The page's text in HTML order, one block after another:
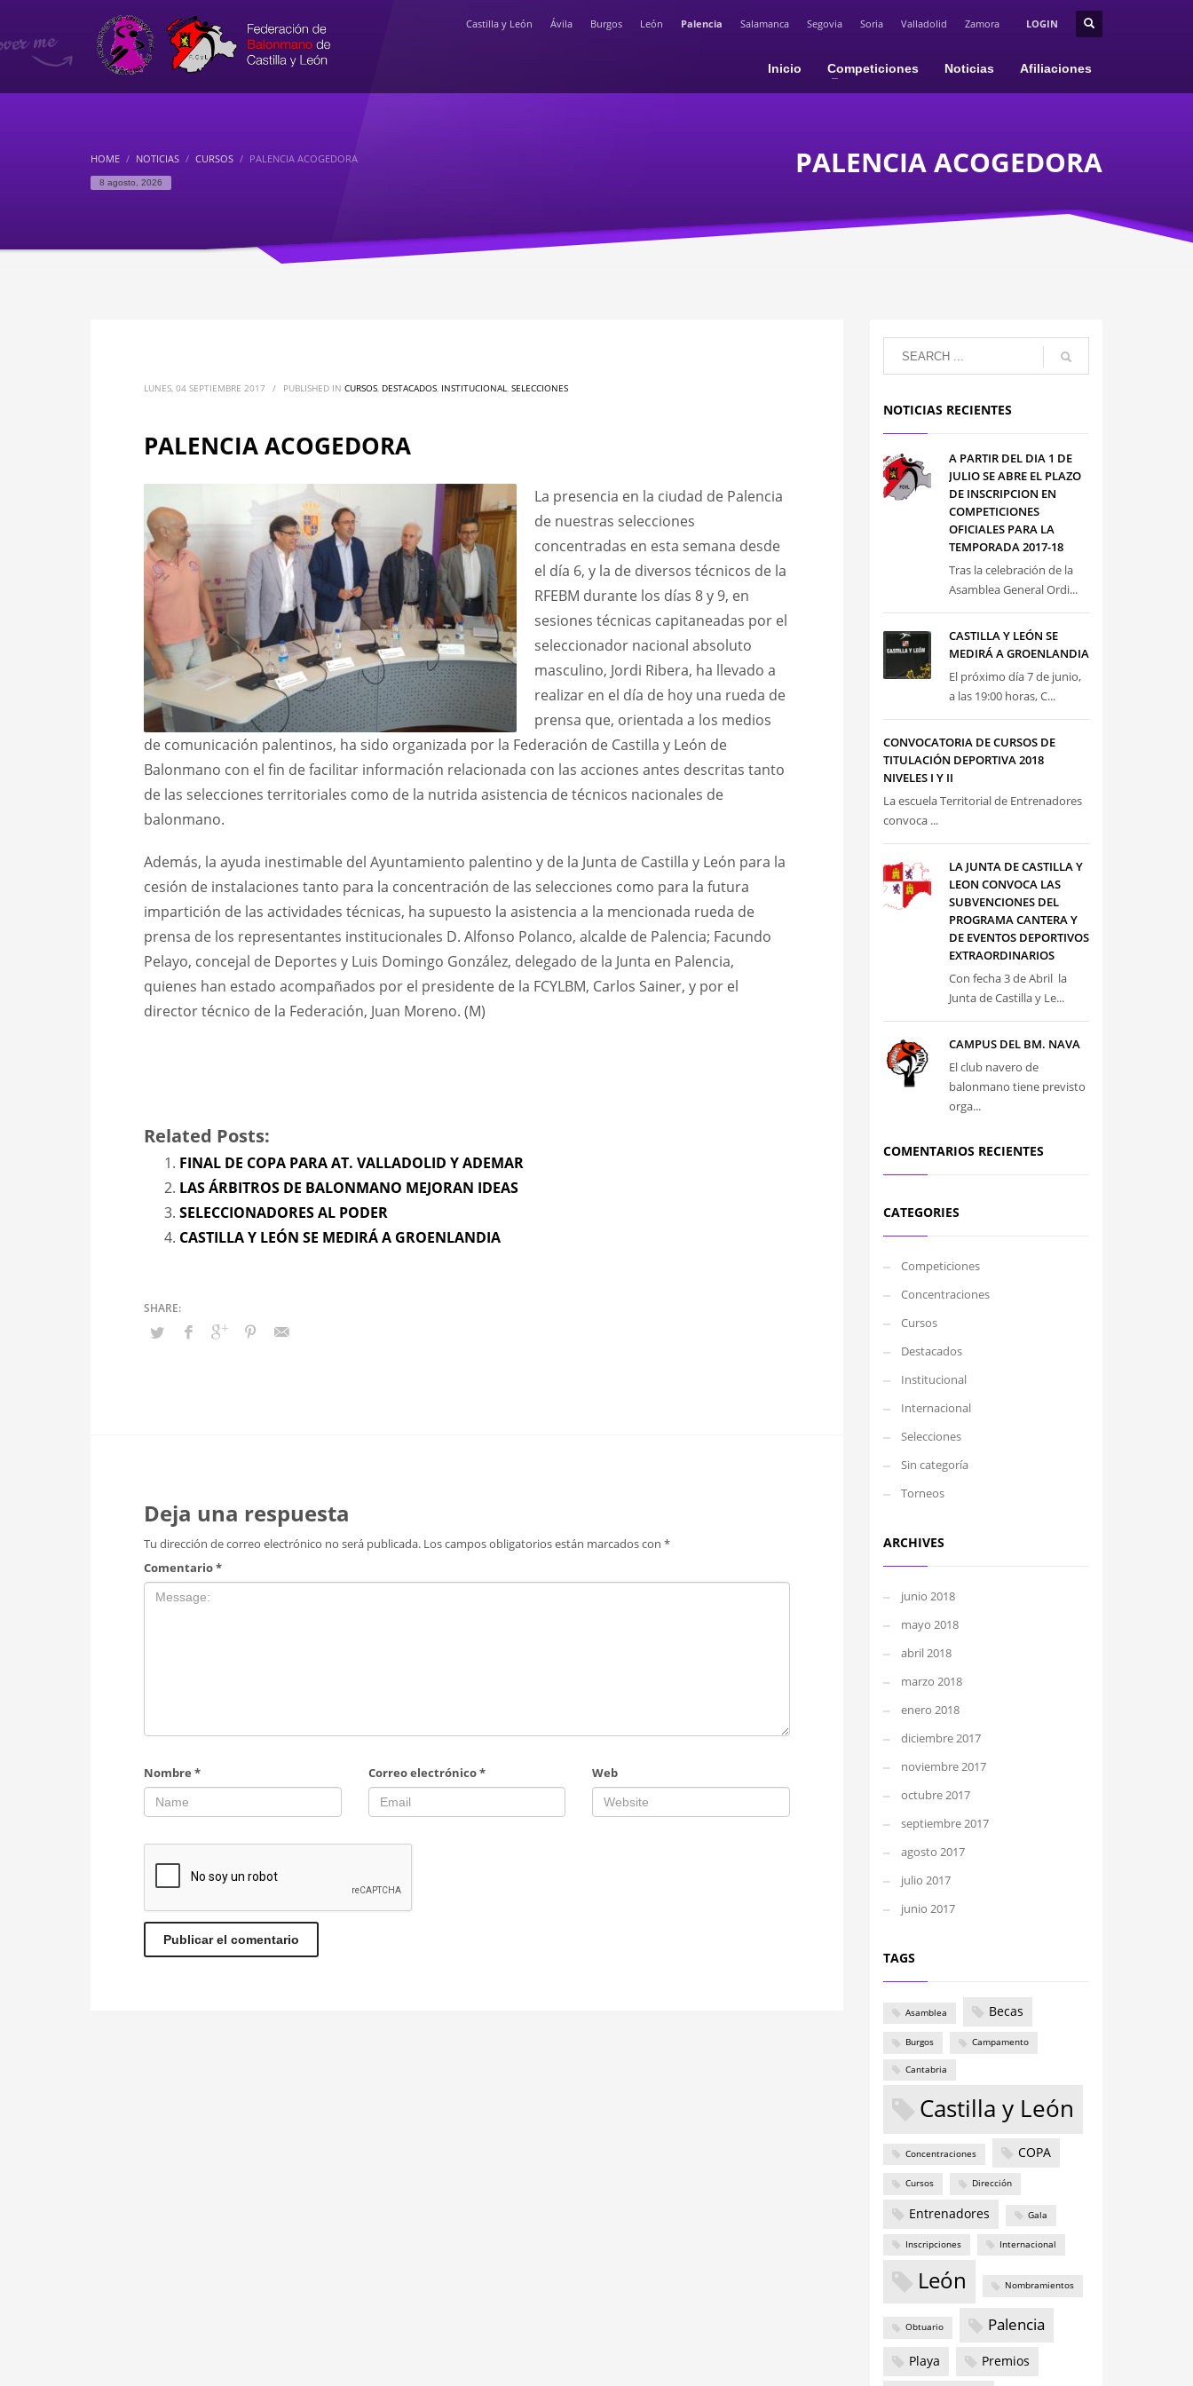
Castilla y León Ávila Burgos León Palencia Salamanca Segovia Soria Valladolid Zamora LOGIN
Inicio Competiciones Noticias Afiliaciones
HOME NOTICIAS CURSOS PALENCIA ACOGEDORA
8 agosto, 2026
PALENCIA ACOGEDORA
LUNES, 04 SEPTIEMBRE 2017 / PUBLISHED IN CURSOS, DESTACADOS, INSTITUCIONAL, SELECCIONES
PALENCIA ACOGEDORA
La presencia en la ciudad de Palencia
de nuestras selecciones
concentradas en esta semana desde
el día 6, y la de diversos técnicos de la
RFEBM durante los días 8 y 9, en
sesiones técnicas capitaneadas por el
seleccionador nacional absoluto
masculino, Jordi Ribera, ha llevado a
realizar en el día de hoy una rueda de
prensa que, orientada a los medios
de comunicación palentinos, ha sido organizada por la Federación de Castilla y León de
Balonmano con el fin de facilitar información relacionada con las acciones antes descritas tanto
de las selecciones territoriales como de la nutrida asistencia de técnicos nacionales de
balonmano.
Además, la ayuda inestimable del Ayuntamiento palentino y de la Junta de Castilla y León para la
cesión de instalaciones tanto para la concentración de las selecciones como para la futura
impartición de las actividades técnicas, ha supuesto la asistencia a la mencionada rueda de
prensa de los representantes institucionales D. Alfonso Polanco, alcalde de Palencia; Facundo
Pelayo, concejal de Deportes y Luis Domingo González, delegado de la Junta en Palencia,
quienes han estado acompañados por el presidente de la FCYLBM, Carlos Sainer, y por el
director técnico de la Federación, Juan Moreno. (M)
Related Posts:
FINAL DE COPA PARA AT. VALLADOLID Y ADEMAR
LAS ÁRBITROS DE BALONMANO MEJORAN IDEAS
SELECCIONADORES AL PODER
CASTILLA Y LEÓN SE MEDIRÁ A GROENLANDIA
Deja una respuesta
Tu dirección de correo electrónico no será publicada. Los campos obligatorios están marcados con *
Comentario*
Nombre * Correo electrónico* Web
NOTICIAS RECIENTES
A PARTIR DEL DIA 1 DE
JULIO SE ABRE EL PLAZO
DE INSCRIPCION EN
COMPETICIONES
OFICIALES PARA LA
TEMPORADA 2017-18
Tras la celebración de la
Asamblea General Ordi...
CASTILLA Y LEÓN SE
MEDIRÁ A GROENLANDIA
El próximo día 7 de junio,
a las 19:00 horas, C...
CONVOCATORIA DE CURSOS DE
TITULACIÓN DEPORTIVA 2018
NIVELES I Y II
La escuela Territorial de Entrenadores
convoca ...
LA JUNTA DE CASTILLA Y
LEON CONVOCA LAS
SUBVENCIONES DEL
PROGRAMA CANTERA Y
DE EVENTOS DEPORTIVOS
EXTRAORDINARIOS
Con fecha 3 de Abril la
Junta de Castilla y Le...
CAMPUS DEL BM. NAVA
El club navero de
balonmano tiene previsto
orga...
COMENTARIOS RECIENTES
CATEGORIES
Competiciones
Concentraciones
Cursos
Destacados
Institucional
Internacional
Selecciones
Sin categoría
Torneos
ARCHIVES
junio 2018
mayo 2018
abril 2018
marzo 2018
enero 2018
diciembre 2017
noviembre 2017
octubre 2017
septiembre 2017
agosto 2017
julio 2017
junio 2017
TAGS
Asamblea Becas
Burgos Campamento
Cantabria
Castilla y León
Concentraciones COPA
Cursos Dirección
Entrenadores Gala
Inscripciones Internacional
León Nombramientos
Obtuario Palencia
Playa Premios